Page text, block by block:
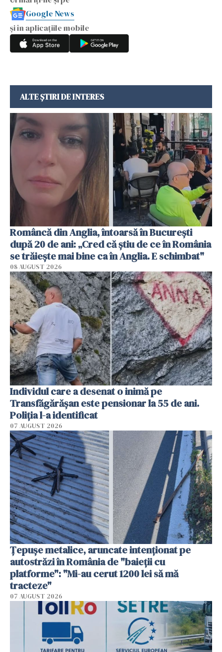
Google News
și în aplicațiile mobile
ALTE ȘTIRI DE INTERES
Româncă din Anglia, întoarsă în București
după 20 de ani: „Cred că știu de ce în România
se trăiește mai bine ca în Anglia. E schimbat"
08 AUGUST 2026
Individul care a desenat o inimă pe
Transfăgărășan este pensionar la 55 de ani.
Poliția l-a identificat
07 AUGUST 2026
Țepușe metalice, aruncate intenționat pe
autostrăzi în România de "baieții cu
platforme": "Mi-au cerut 1200 lei să mă
tracteze"
07 AUGUST 2026